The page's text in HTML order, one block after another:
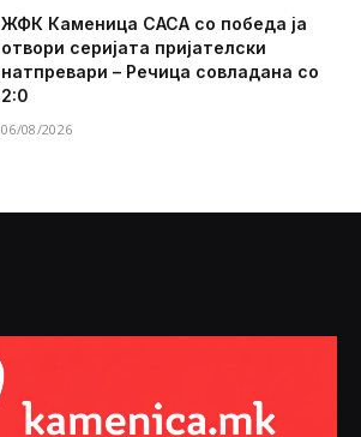
ЖФК Каменица САСА со победа ја
отвори серијата пријателски
натпревари – Речица совладана со
2:0
06/08/2026